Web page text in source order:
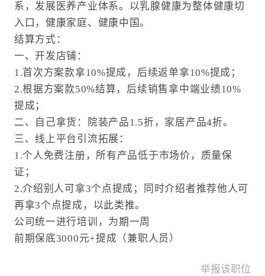
系，发展医养产业体系。以乳腺健康为整体健康切
入口，健康家庭、健康中国。
结算方式：
一、开发店铺：
1.首次方案款拿10%提成，后续返单拿10%提成；
2.根据方案款50%结算，后续销售拿中端业绩10%
提成；
二、自己拿货：院装产品1.5折，家居产品4折。
三、线上平台引流拓展：
1.个人免费注册，所有产品低于市场价，质量保
证；
2.介绍别人可拿3个点提成；同时介绍者推荐他人可
再拿3个点提成，以此类推。
公司统一进行培训，为期一周
前期保底3000元+提成（兼职人员）
举报该职位